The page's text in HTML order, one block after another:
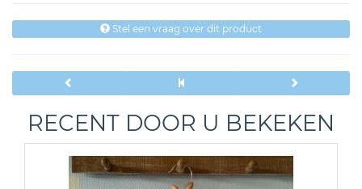
Stel een vraag over dit product
RECENT DOOR U BEKEKEN